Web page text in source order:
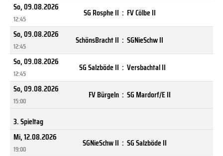
So, 09.08.2026
12:45
SG Rosphe II : FV Cölbe II
So, 09.08.2026
12:45
SchönsBracht II : SGNieSchw II
So, 09.08.2026
12:45
SG Salzböde II : Versbachtal II
So, 09.08.2026
15:00
FV Bürgeln : SG Mardorf/E II
3. Spieltag
Mi, 12.08.2026
19:00
SGNieSchw II : SG Salzböde II